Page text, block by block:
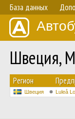
База данных
Швеция,
Регион
Швеция Luleå